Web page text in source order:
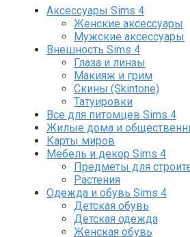
Аксессуары Sims 4
Женские аксессуары
Мужские аксессуары
Внешность Sims 4
Глаза и линзы
Макияж и грим
Скины (Skintone)
Татуировки
Все для питомцев Sims 4
Жилые дома и
Карты миров
Мебель и декор Sims 4
Предметы для
Растения
Одежда и обувь Sims 4
Детская обувь
Детская одежда
Женская обувь